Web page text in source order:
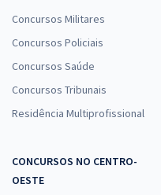
Prefeitura de Cerro Grande do
Para o Cargo de Técnico
ou 12x
Concursos Militares
Concursos Policiais
Concursos Saúde
Concursos Tribunais
Residência Multiprofissional
CONCURSOS NO CENTRO-
OESTE